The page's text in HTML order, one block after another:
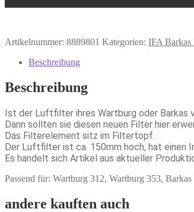
Artikelnummer: 8889801 Kategorien: IFA Barkas
Beschreibung
Beschreibung
Ist der Luftfilter ihres Wartburg oder Barkas
Dann sollten sie diesen neuen Filter hier
Das Filterelement sitz im Filtertopf.
Der Luftfilter ist ca. 150mm hoch, hat einen
Es handelt sich Artikel aus aktueller
Passend für: Wartburg 312, Wartburg 353,
andere kauften auch